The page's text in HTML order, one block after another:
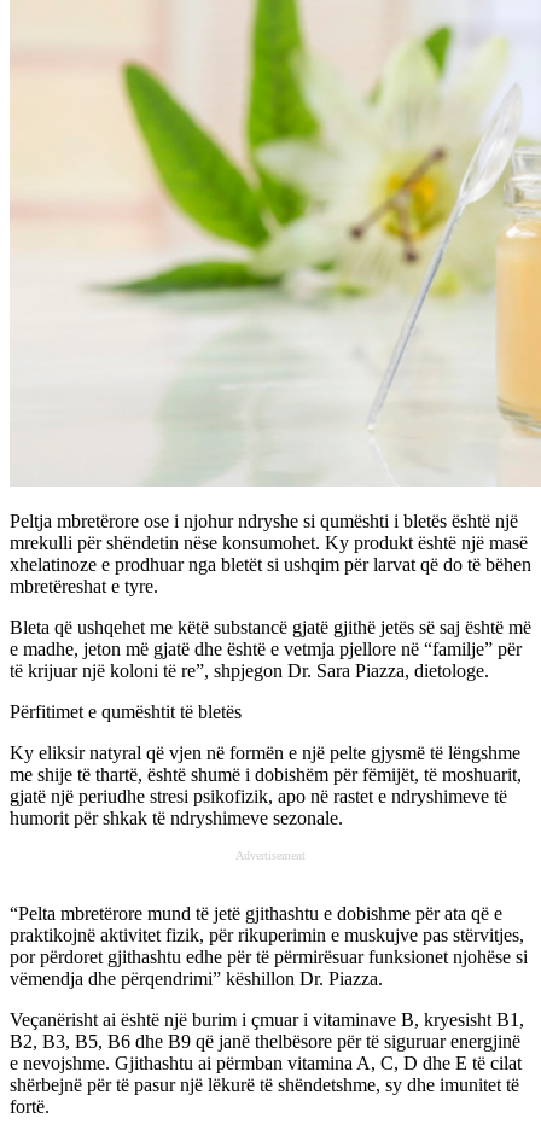
Peltja mbretërore ose i njohur ndryshe si qumështi i bletës është një
mrekulli për shëndetin nëse konsumohet. Ky produkt është një masë
xhelatinoze e prodhuar nga bletët si ushqim për larvat që do të bëhen
mbretëreshat e tyre.
Bleta që ushqehet me këtë substancë gjatë gjithë jetës së saj është më
e madhe, jeton më gjatë dhe është e vetmja pjellore në “familje” për
të krijuar një koloni të re”, shpjegon Dr. Sara Piazza, dietologe.
Përfitimet e qumështit të bletës
Ky eliksir natyral që vjen në formën e një pelte gjysmë të lëngshme
me shije të thartë, është shumë i dobishëm për fëmijët, të moshuarit,
gjatë një periudhe stresi psikofizik, apo në rastet e ndryshimeve të
humorit për shkak të ndryshimeve sezonale.
Advertisement
“Pelta mbretërore mund të jetë gjithashtu e dobishme për ata që e
praktikojnë aktivitet fizik, për rikuperimin e muskujve pas stërvitjes,
por përdoret gjithashtu edhe për të përmirësuar funksionet njohëse si
vëmendja dhe përqendrimi” këshillon Dr. Piazza.
Veçanërisht ai është një burim i çmuar i vitaminave B, kryesisht B1,
B2, B3, B5, B6 dhe B9 që janë thelbësore për të siguruar energjinë
e nevojshme. Gjithashtu ai përmban vitamina A, C, D dhe E të cilat
shërbejnë për të pasur një lëkurë të shëndetshme, sy dhe imunitet të
fortë.